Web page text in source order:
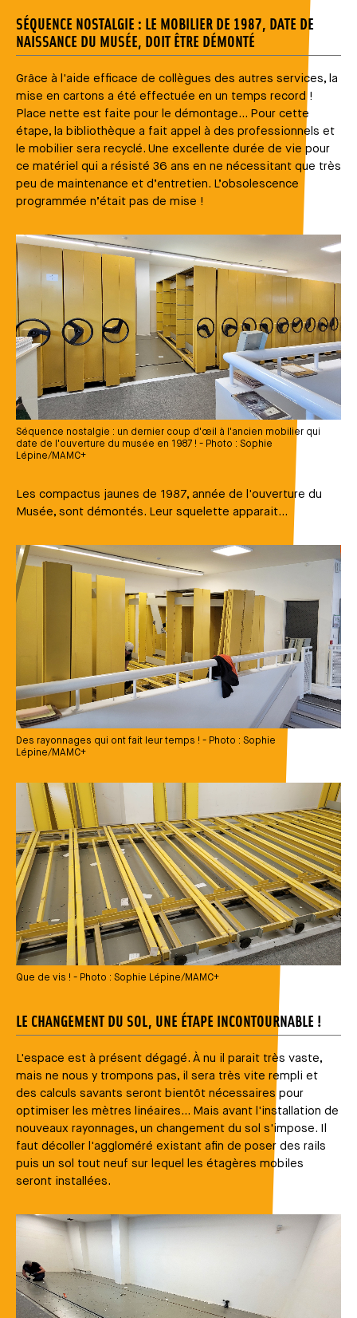
SÉQUENCE NOSTALGIE : LE MOBILIER DE 1987, DATE DE
NAISSANCE DU MUSÉE, DOIT ÊTRE DÉMONTÉ
Grâce à l'aide efficace de collègues des autres services, la
mise en cartons a été effectuée en un temps record !
Place nette est faite pour le démontage... Pour cette
étape, la bibliothèque a fait appel à des professionnels et
le mobilier sera recyclé. Une excellente durée de vie pour
ce matériel qui a résisté 36 ans en ne nécessitant que très
peu de maintenance et d’entretien. L’obsolescence
programmée n’était pas de mise !
Média
Séquence nostalgie : un dernier coup d'œil à l'ancien mobilier qui
date de l'ouverture du musée en 1987 ! - Photo : Sophie
Lépine/MAMC+
Les compactus jaunes de 1987, année de l'ouverture du
Musée, sont démontés. Leur squelette apparait...
Média
Des rayonnages qui ont fait leur temps ! - Photo : Sophie
Lépine/MAMC+
Média
Que de vis ! - Photo : Sophie Lépine/MAMC+
LE CHANGEMENT DU SOL, UNE ÉTAPE INCONTOURNABLE !
L'espace est à présent dégagé. À nu il parait très vaste,
mais ne nous y trompons pas, il sera très vite rempli et
des calculs savants seront bientôt nécessaires pour
optimiser les mètres linéaires... Mais avant l'installation de
nouveaux rayonnages, un changement du sol s'impose. Il
faut décoller l'aggloméré existant afin de poser des rails
puis un sol tout neuf sur lequel les étagères mobiles
seront installées.
Média